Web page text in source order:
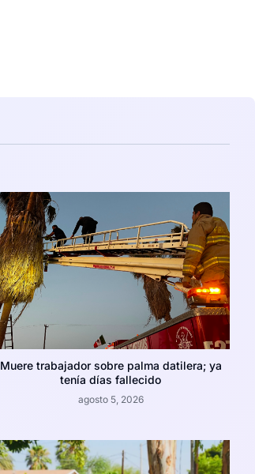
Muere trabajador sobre palma datilera; ya
tenía días fallecido
agosto 5, 2026